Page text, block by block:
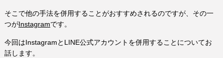
そこで他の手法を併用することがおすすめされるのですが、その一
つがInstagramです。
今回はInstagramとLINE公式アカウントを併用することについてお
話します。